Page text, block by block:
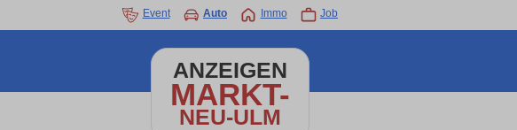
Event Auto Immo Job
ANZEIGEN
MARKT-
NEU-ULM